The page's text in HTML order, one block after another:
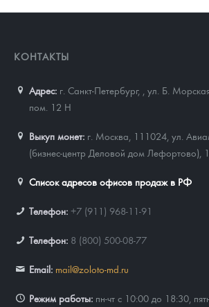
КОНТАКТЫ
Адрес: г. Санкт-Петербург,
ул. Б.
пом. 12 Н
Выкуп монет: г. Москва, 111024, ул.
(бизнес-центр Деловой дом
Список адресов офисов продаж в РФ
Телефон: +7 (911) 968-11-91
Телефон: 8 (800) 500-08-77
Email: mail@zoloto-md.ru
Режим работы: пн-чт с 10:00 до 18:30,